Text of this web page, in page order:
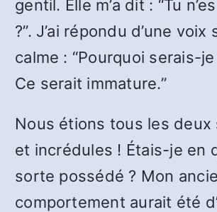
gentil. Elle m’a dit : “Tu
?”. J’ai répondu d’une
calme : “Pourquoi serais-
Ce serait immature.”
Nous étions tous les
et incrédules ! Étais-je en
sorte possédé ? Mon
comportement aurait été